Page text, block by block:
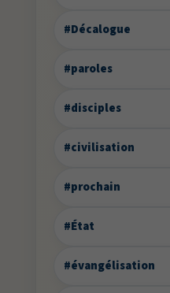
#Décalogue
#paroles
#disciples
#civilisation
#prochain
#État
#évangélisation